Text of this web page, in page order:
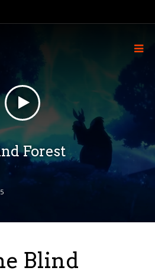
Forest
Blind